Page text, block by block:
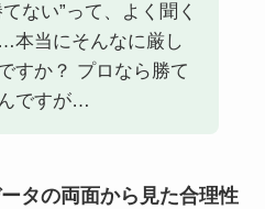
ない”って、よく聞く
本当にそんなに厳し
すか？ プロなら勝て
ですが…
タの両面から見た合理性